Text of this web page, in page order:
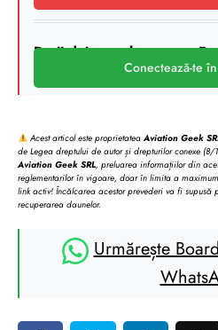
Deții deja un abonament
Conectează-te
Acest articol este proprietateaAviation Geek
de Legea dreptului de autor și drepturilor conexe
Aviation Geek SRL, preluarea informațiilor din
reglementarilor în vigoare, doar în limita a maximum
link activ! Încălcarea acestor prevederi va fi
recuperarea daunelor.
Urmărește